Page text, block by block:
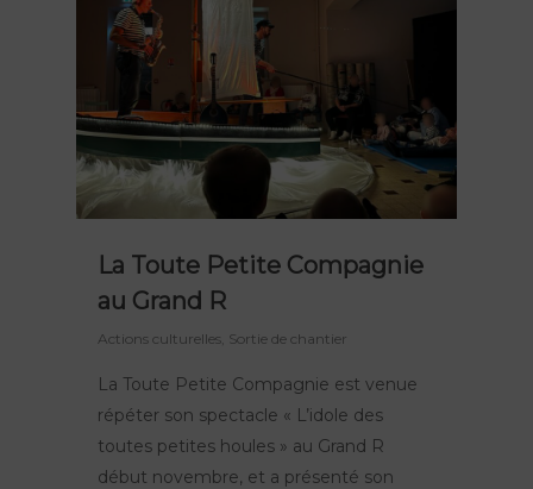
La Toute Petite Compagnie
au Grand R
Actions culturelles Sortie de chantier
La Toute Petite Compagnie est venue
répéter son spectacle « L’idole des
toutes petites houles » au Grand R
début novembre, et a présenté son